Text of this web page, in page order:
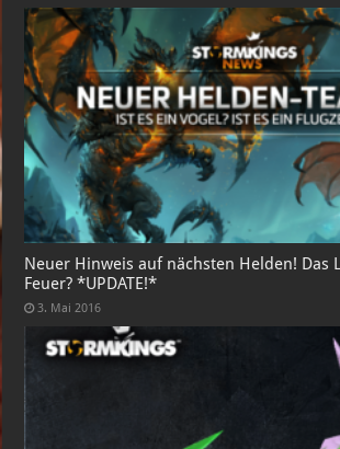
Neuer Hinweis auf nächsten Helden! Das
Feuer? *UPDATE!*
3. Mai 2016